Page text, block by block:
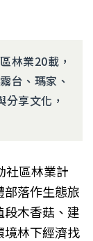
林業20載，
台、瑪家、
享文化，
社區林業計
部落作生態旅
段木香菇、建
境林下經濟找